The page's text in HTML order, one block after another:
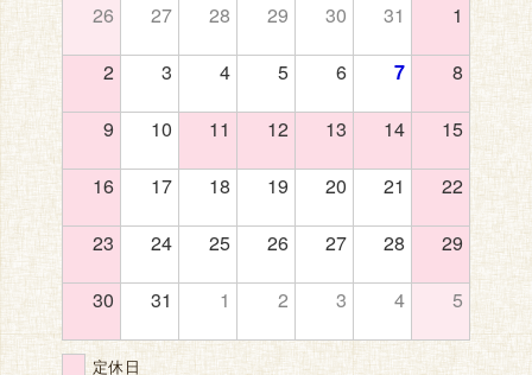
26 27 28 29 30 31 1
2 3 4 5 6 7 8
9 10 11 12 13 14 15
16 17 18 19 20 21 22
23 24 25 26 27 28 29
30 31 1 2 3 4 5
定休日